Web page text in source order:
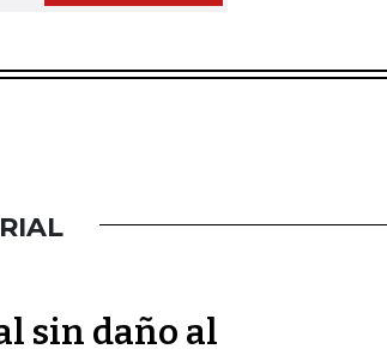
sin daño al